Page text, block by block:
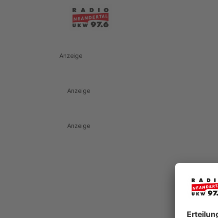
Anzeige
Anzeige
Anzeige